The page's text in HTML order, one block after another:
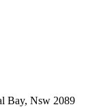
Bay, Nsw 2089